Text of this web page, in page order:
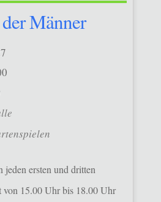
Männer
jeden ersten und dritten
von 15.00 Uhr bis 18.00 Uhr